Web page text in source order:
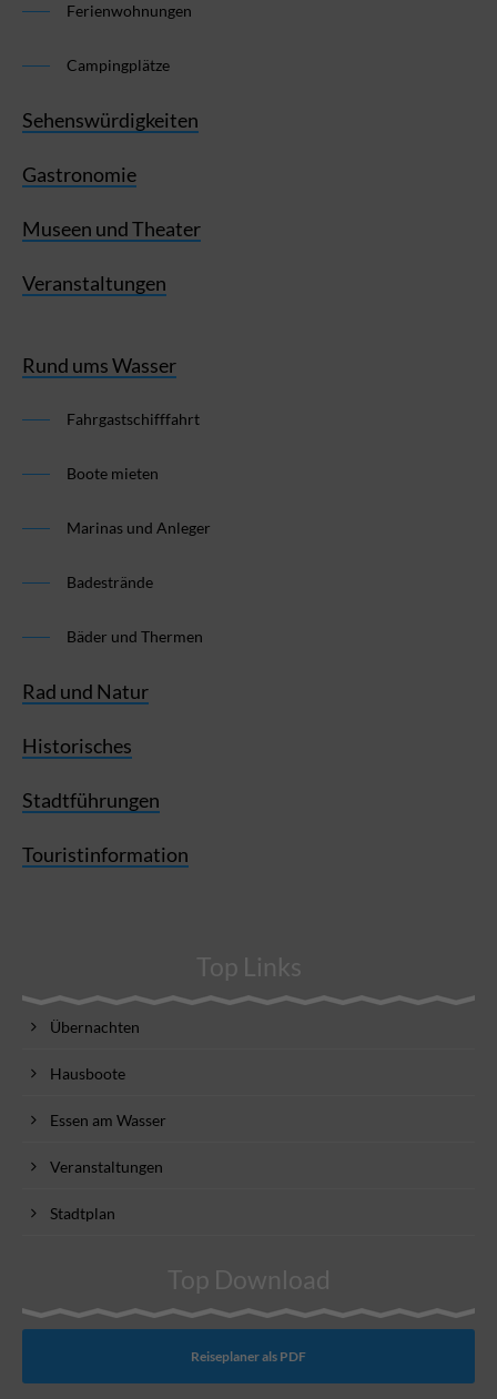
Ferienwohnungen
Campingplätze
Sehenswürdigkeiten
Gastronomie
Museen und Theater
Veranstaltungen
Rund ums Wasser
Fahrgastschifffahrt
Boote mieten
Marinas und Anleger
Badestrände
Bäder und Thermen
Rad und Natur
Historisches
Stadtführungen
Touristinformation
Top Links
Übernachten
Hausboote
Essen am Wasser
Veranstaltungen
Stadtplan
Top Download
Reiseplaner als PDF